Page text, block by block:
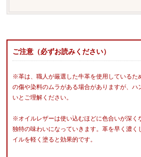
ご注意（必ずお読みください）
※革は、職人が厳選した牛革を使用しているた
の傷や染料のムラがある場合がありますが、ハ
いとご理解ください。
※オイルレザーは使い込むほどに色合いが深く
独特の味わいになっていきます。革を早く濃く
イルを軽く塗ると効果的です。